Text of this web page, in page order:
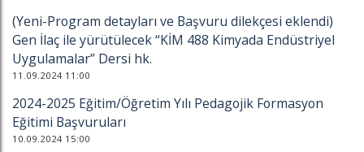
(Yeni-Program detayları ve Başvuru dilekçesi eklendi)
Gen İlaç ile yürütülecek “KİM 488 Kimyada Endüstriyel
Uygulamalar” Dersi hk.
11.09.2024 11:00
2024-2025 Eğitim/Öğretim Yılı Pedagojik Formasyon
Eğitimi Başvuruları
10.09.2024 15:00